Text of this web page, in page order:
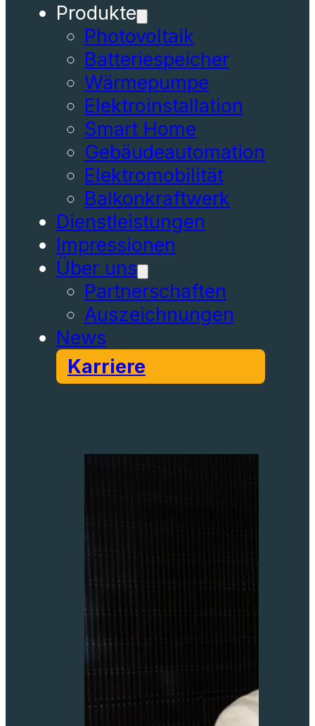
Produkte
Photovoltaik
Batteriespeicher
Wärmepumpe
Elektroinstallation
Smart Home
Gebäudeautomation
Elektromobilität
Balkonkraftwerk
Dienstleistungen
Impressionen
Über uns
Partnerschaften
Auszeichnungen
News
Karriere